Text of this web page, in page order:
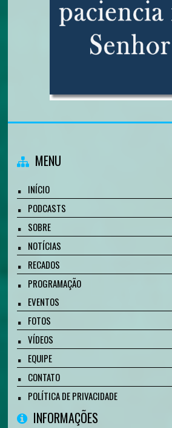
MENU
INÍCIO
PODCASTS
SOBRE
NOTÍCIAS
RECADOS
PROGRAMAÇÃO
EVENTOS
FOTOS
VÍDEOS
EQUIPE
CONTATO
POLÍTICA DE PRIVACIDADE
INFORMAÇÕES